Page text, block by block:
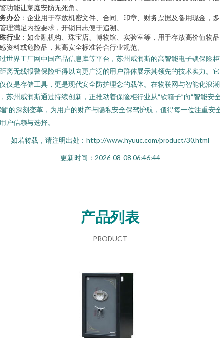
功能让家庭安防无死角。
办公 ：企业用于存放机密文件、合同、印章、财务票据及备用现金，
理满足内控要求，开锁日志便于追溯。
行业 ：如金融机构、珠宝店、博物馆、实验室等，用于存放高价值物
资料或危险品，其高安全标准符合行业规范。
世界工厂网中国产品信息库等平台，苏州威润斯的高智能电子锁保险
离无线报警保险柜得以向更广泛的用户群体展示其领先的技术实力。
仅是存储工具，更是现代安全防护理念的载体。在物联网与智能化浪潮
苏州威润斯通过持续创新，正推动着保险柜行业从“铁箱子”向“智能安
”的深刻变革，为用户的财产与隐私安全保驾护航，值得每一位注重安
户信赖与选择。
如若转载，请注明出处：http://www.hyuuc.com/product/30.html
更新时间：2026-08-08 06:46:44
产品列表
PRODUCT